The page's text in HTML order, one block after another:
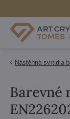
Nástěnná svítidla
Barevné